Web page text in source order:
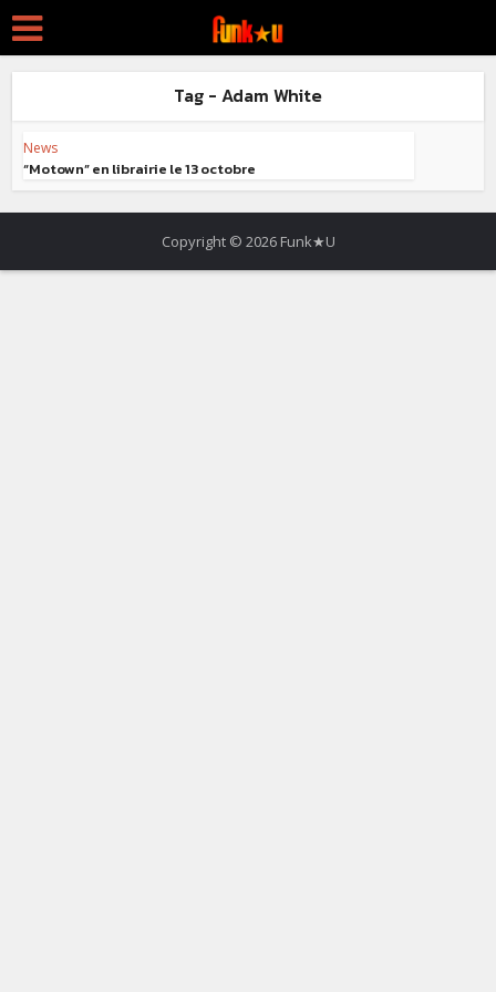
Tag - Adam White
News
“Motown” en librairie le 13 octobre
Copyright © 2026 Funk★U